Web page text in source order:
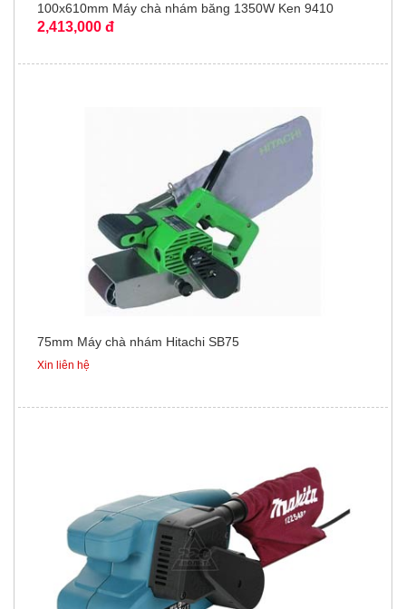
100x610mm Máy chà nhám băng 1350W Ken 9410
2,413,000 đ
75mm Máy chà nhám Hitachi SB75
Xin liên hệ